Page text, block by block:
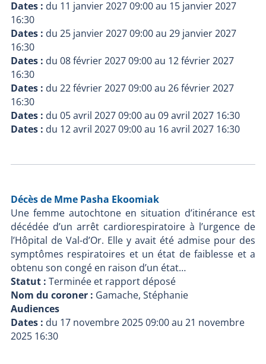
Dates : du 11 janvier 2027 09:00au 15 janvier 2027
16:30
Dates : du 25 janvier 2027 09:00au 29 janvier 2027
16:30
Dates : du 08 février 2027 09:00au 12 février 2027
16:30
Dates : du 22 février 2027 09:00au 26 février 2027
16:30
Dates : du 05 avril 2027 09:00au 09 avril 2027 16:30
Dates : du 12 avril 2027 09:00au 16 avril 2027 16:30
Décès de Mme Pasha Ekoomiak
Une femme autochtone en situation d’itinérance est
décédée d’un arrêt cardiorespiratoire à l’urgence de
l’Hôpital de Val-d’Or. Elle y avait été admise pour des
symptômes respiratoires et un état de faiblesse et a
obtenu son congé en raison d’un état…
Statut : Terminée et rapport déposé
Nom du coroner : Gamache, Stéphanie
Audiences
Dates : du 17 novembre 2025 09:00au 21 novembre
2025 16:30